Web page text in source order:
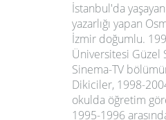
İstanbul'da
yazarlığı yapan
İzmir doğumlu.
Üniversitesi Güzel
Sinema-TV
Dikiciler, 1998-
okulda öğretim
1995-1996